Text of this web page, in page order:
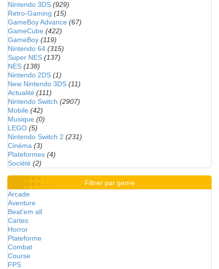
Nintendo 3DS (929)
Retro-Gaming (15)
GameBoy Advance (67)
GameCube (422)
GameBoy (119)
Nintendo 64 (315)
Super NES (137)
NES (138)
Nintendo 2DS (1)
New Nintendo 3DS (11)
Actualité (111)
Nintendo Switch (2907)
Mobile (42)
Musique (0)
LEGO (5)
Nintendo Switch 2 (231)
Cinéma (3)
Plateformes (4)
Société (2)
Filtrer par genre
Arcade
Aventure
Beat'em all
Cartes
Horror
Plateforme
Combat
Course
FPS